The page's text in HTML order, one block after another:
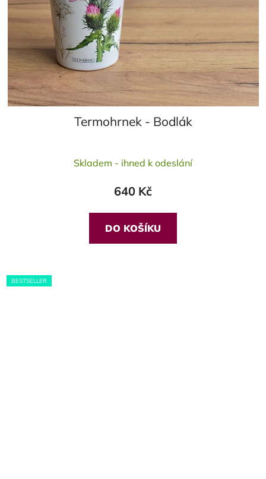
Termohrnek - Bodlák
hodnocení
je
5,0
z
5
Skladem - ihned k odeslání
640 Kč
DO KOŠÍKU
BESTSELLER